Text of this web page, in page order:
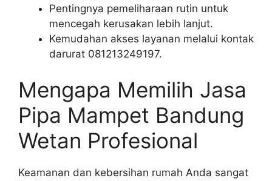
Pentingnya pemeliharaan rutin untuk
mencegah kerusakan lebih lanjut.
Kemudahan akses layanan melalui kontak
darurat 081213249197.
Mengapa Memilih Jasa
Pipa Mampet Bandung
Wetan Profesional
Keamanan dan kebersihan rumah Anda sangat